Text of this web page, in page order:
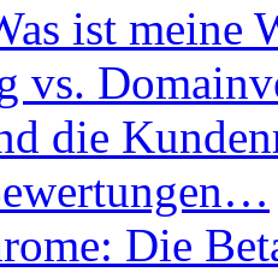
ist meine
vs.
die
Die